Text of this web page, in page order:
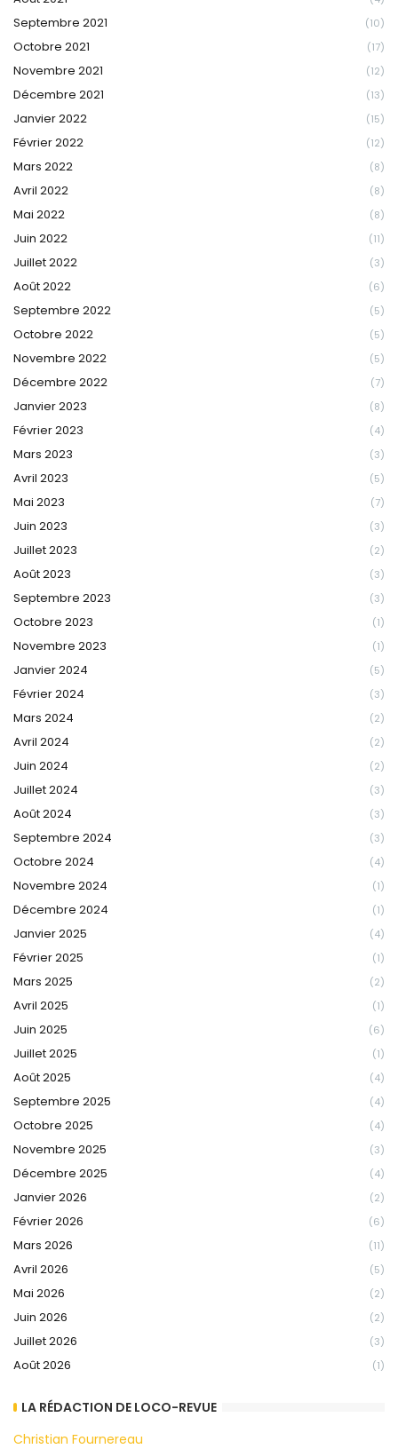
Septembre 2021 (10)
Octobre 2021 (17)
Novembre 2021 (12)
Décembre 2021 (13)
Janvier 2022 (15)
Février 2022 (12)
Mars 2022 (8)
Avril 2022 (8)
Mai 2022 (8)
Juin 2022 (11)
Juillet 2022 (3)
Août 2022 (6)
Septembre 2022 (5)
Octobre 2022 (5)
Novembre 2022 (5)
Décembre 2022 (7)
Janvier 2023 (8)
Février 2023 (4)
Mars 2023 (3)
Avril 2023 (5)
Mai 2023 (7)
Juin 2023 (3)
Juillet 2023 (2)
Août 2023 (3)
Septembre 2023 (3)
Octobre 2023 (1)
Novembre 2023 (1)
Janvier 2024 (5)
Février 2024 (3)
Mars 2024 (2)
Avril 2024 (2)
Juin 2024 (2)
Juillet 2024 (3)
Août 2024 (3)
Septembre 2024 (3)
Octobre 2024 (4)
Novembre 2024 (1)
Décembre 2024 (1)
Janvier 2025 (4)
Février 2025 (1)
Mars 2025 (2)
Avril 2025 (1)
Juin 2025 (6)
Juillet 2025 (1)
Août 2025 (4)
Septembre 2025 (4)
Octobre 2025 (4)
Novembre 2025 (3)
Décembre 2025 (4)
Janvier 2026 (2)
Février 2026 (6)
Mars 2026 (11)
Avril 2026 (5)
Mai 2026 (2)
Juin 2026 (2)
Juillet 2026 (3)
Août 2026 (1)
LA RÉDACTION DE LOCO-REVUE
Christian Fournereau